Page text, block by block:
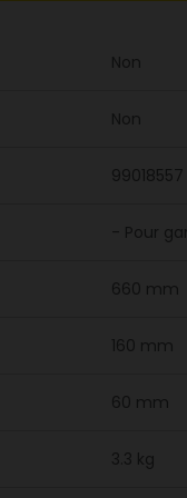
Non
Non
99018557
- Pour
660 mm
160 mm
60 mm
3.3 kg